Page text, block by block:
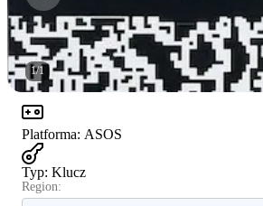
1/1
Platforma: ASOS
Typ: Klucz
Region: